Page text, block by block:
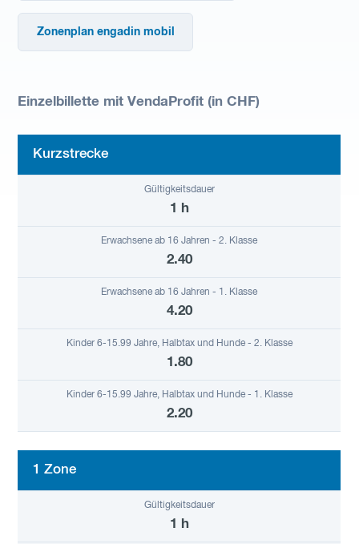
Zonenplan engadin mobil
Einzelbillette mit VendaProfit (in CHF)
Kurzstrecke
1 h
2.40
4.20
1.80
2.20
1 Zone
1 h